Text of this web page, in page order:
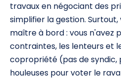
travaux en négociant des
simplifier la gestion. Surtout,
maître à bord : vous n'avez
contraintes, les lenteurs et
copropriété (pas de syndic,
houleuses pour voter le